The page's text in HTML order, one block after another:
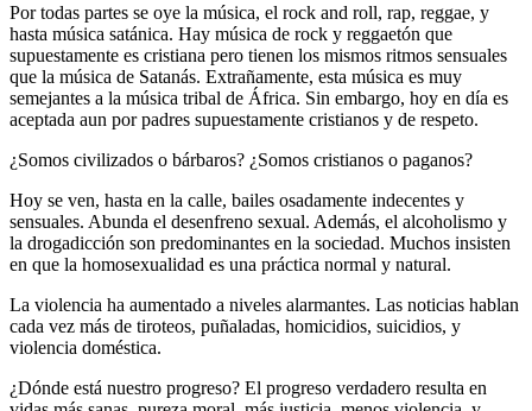
Por todas partes se oye la música, el rock and roll, rap, reggae, y
hasta música satánica. Hay música de rock y reggaetón que
supuestamente es cristiana pero tienen los mismos ritmos sensuales
que la música de Satanás. Extrañamente, esta música es muy
semejantes a la música tribal de África. Sin embargo, hoy en día es
aceptada aun por padres supuestamente cristianos y de respeto.
¿Somos civilizados o bárbaros? ¿Somos cristianos o paganos?
Hoy se ven, hasta en la calle, bailes osadamente indecentes y
sensuales. Abunda el desenfreno sexual. Además, el alcoholismo y
la drogadicción son predominantes en la sociedad. Muchos insisten
en que la homosexualidad es una práctica normal y natural.
La violencia ha aumentado a niveles alarmantes. Las noticias hablan
cada vez más de tiroteos, puñaladas, homicidios, suicidios, y
violencia doméstica.
¿Dónde está nuestro progreso? El progreso verdadero resulta en